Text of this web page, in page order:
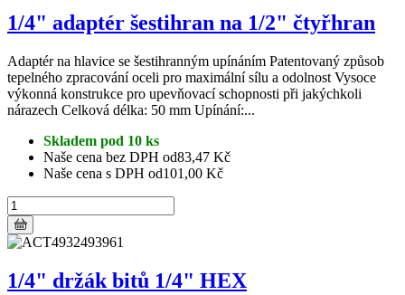
1/4" adaptér šestihran na 1/2" čtyřhran
Adaptér na hlavice se šestihranným upínáním Patentovaný způsob
tepelného zpracování oceli pro maximální sílu a odolnost Vysoce
výkonná konstrukce pro upevňovací schopnosti při jakýchkoli
nárazech Celková délka: 50 mm Upínání:...
Skladem pod 10 ks
Naše cena bez DPH od83,47 Kč
Naše cena s DPH od101,00 Kč
1/4" držák bitů 1/4" HEX